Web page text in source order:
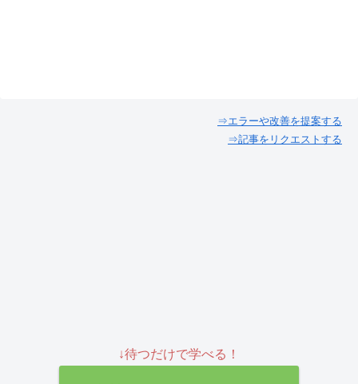
⇒エラーや改善を提案する
⇒記事をリクエストする
↓待つだけで学べる！